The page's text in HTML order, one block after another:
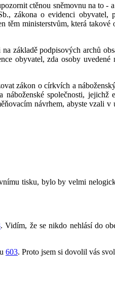
ctěnou sněmovnu na to -
zákona o evidenci obyvatel,
těm ministerstvům, která takové
základě podpisových archů
obyvatel, zda osoby uvedené
zákon o církvích a
společnosti, jejichž
návrhem, abyste vzali v
tisku, bylo by velmi
. Vidím, že se nikdo nehlásí do
603. Proto jsem si dovolil vás